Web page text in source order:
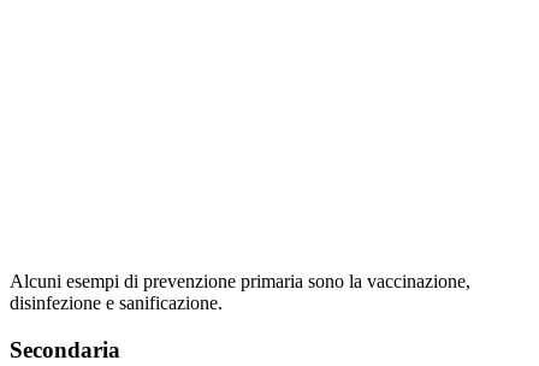
Alcuni esempi di prevenzione primaria sono la vaccinazione,
disinfezione e sanificazione.
Secondaria